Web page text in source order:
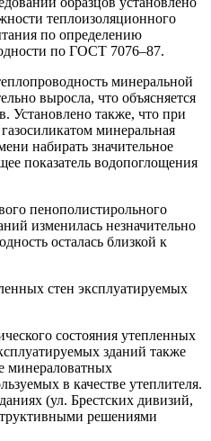
теплоизоляционного
по определению
по ГОСТ 7076–87.
минеральной
выросла, что объясняется
Установлено также, что при
минеральная
набирать значительное
показатель водопоглощения
пенополистирольного
изменилась незначительно
осталась близкой к
стен эксплуатируемых
состояния утепленных
зданий также
минераловатных
в качестве утеплителя.
(ул. Брестских дивизий,
решениями